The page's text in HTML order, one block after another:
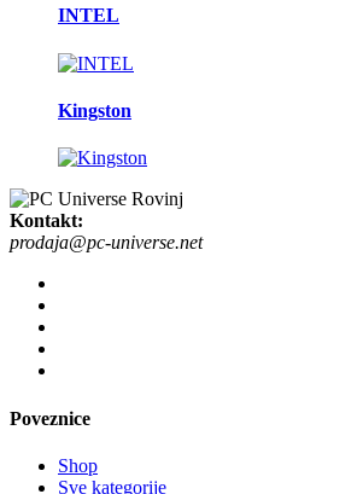
INTEL
Kingston
Kontakt:
prodaja@pc-universe.net
Poveznice
Shop
Sve kategorije